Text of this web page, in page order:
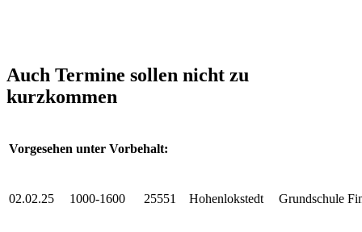
Auch Termine sollen nicht zu
kurzkommen
Vorgesehen unter Vorbehalt:
02.02.25 1000-1600 25551 Hohenlokstedt Grundschule